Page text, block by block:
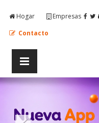
Hogar Empresas
Contacto